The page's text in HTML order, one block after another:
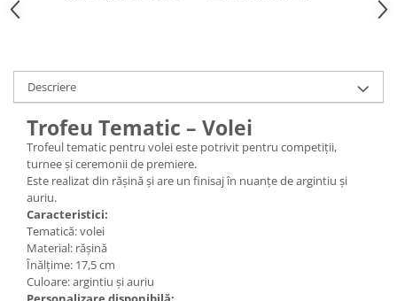
Trofee Acril
Trofee Metalice
Trofee Sticla
Accesorii Trofee
Personalizari Trofee
Cutii de Prezentare , Mape
Trofeu Plastic
Figurine
Figurine Rasina
Descriere
Trofeu Tematic – Volei
Trofeul tematic pentru volei este potrivit pentru competiții,
turnee și ceremonii de premiere.
Este realizat din rășină și are un finisaj în nuanțe de argintiu și
auriu.
Caracteristici:
Tematică: volei
Material: rășină
Înălțime: 17,5 cm
Culoare: argintiu și auriu